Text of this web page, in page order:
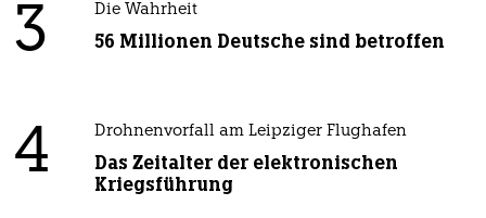
3 Die Wahrheit
56 Millionen Deutsche sind betroffen
4 Drohnenvorfall am Leipziger Flughafen
Das Zeitalter der elektronischen
Kriegsführung